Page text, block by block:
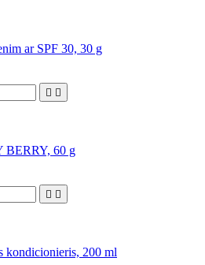
ar SPF 30, 30 g
 
BERRY, 60 g
 
kondicionieris, 200 ml